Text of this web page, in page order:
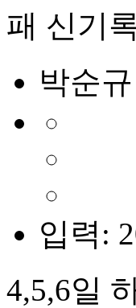
패 신기
박순
입력:
4,5,6일